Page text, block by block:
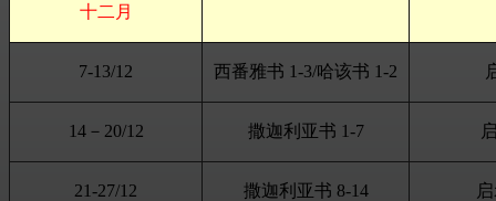
十二月
7-13/12 西番雅书 1-3/哈该书 1-2
14－20/12 撒迦利亚书 1-7
21-27/12 撒迦利亚书 8-14